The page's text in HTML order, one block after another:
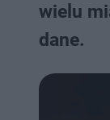
wielu
dane.